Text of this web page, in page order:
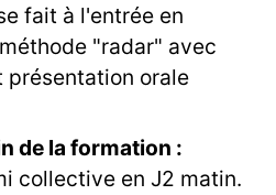
fait à l'entrée en
"radar" avec
présentation orale
de la formation :
collective en J2 matin.